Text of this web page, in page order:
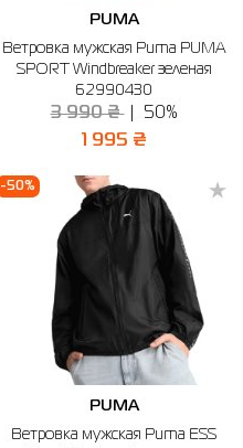
PUMA
Ветровка мужская Puma PUMA
SPORT Windbreaker зеленая
62990430
3 990 ₴ 50%
1 995 ₴
-50%
PUMA
Ветровка мужская Puma ESS